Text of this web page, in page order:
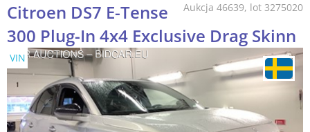
Aukcja 46639, lot 3275020
Citroen DS7 E-Tense
300 Plug-In 4x4 Exclusive Drag Skinn
VIN